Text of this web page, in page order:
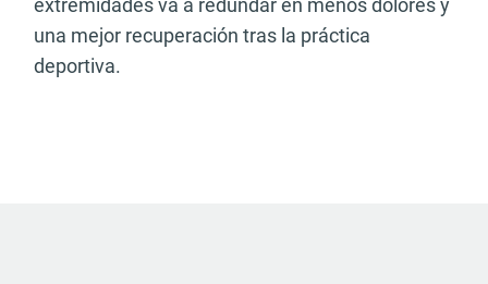
extremidades va a redundar en menos dolores y
una mejor recuperación tras la práctica
deportiva.